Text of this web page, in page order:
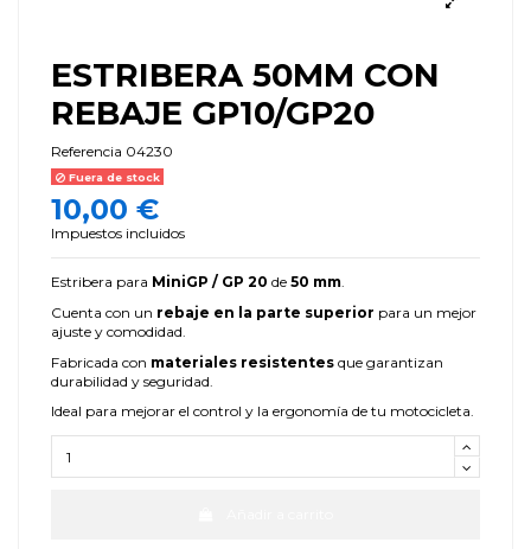
ESTRIBERA 50MM CON
REBAJE GP10/GP20
Referencia 04230
Fuera de stock
10,00 €
Impuestos incluidos
Estribera para MiniGP / GP 20 de 50 mm.
Cuenta con un rebaje en la parte superior para un mejor
ajuste y comodidad.
Fabricada con materiales resistentes que garantizan
durabilidad y seguridad.
Ideal para mejorar el control y la ergonomía de tu motocicleta.